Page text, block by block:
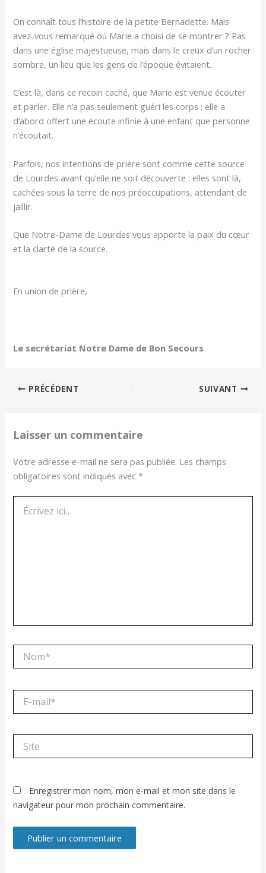
On connaît tous l’histoire de la petite Bernadette. Mais
avez-vous remarqué où Marie a choisi de se montrer ? Pas
dans une église majestueuse, mais dans le creux d’un rocher
sombre, un lieu que les gens de l’époque évitaient.
C’est là, dans ce recoin caché, que Marie est venue écouter
et parler. Elle n’a pas seulement guéri les corps ; elle a
d’abord offert une écoute infinie à une enfant que personne
n’écoutait.
Parfois, nos intentions de prière sont comme cette source
de Lourdes avant qu’elle ne soit découverte : elles sont là,
cachées sous la terre de nos préoccupations, attendant de
jaillir.
Que Notre-Dame de Lourdes vous apporte la paix du cœur
et la clarté de la source.
En union de prière,
Le secrétariat Notre Dame de Bon Secours
PRÉCÉDENT SUIVANT
Laisser un commentaire
Votre adresse e-mail ne sera pas publiée. Les champs
obligatoires sont indiqués avec*
ici…
mail*
Enregistrer mon nom, mon e-mail et mon site dans le
navigateur pour mon prochain commentaire.